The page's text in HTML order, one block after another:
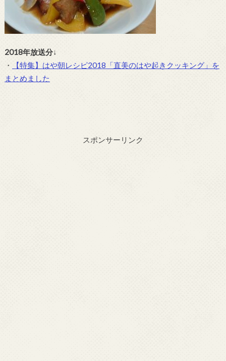
2018年放送分↓
・
【特集】はや朝レシピ2018「直美のはや起きクッキング」を
まとめました
スポンサーリンク